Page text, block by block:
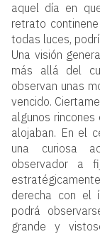
aquel día en
retrato
todas luces,
Una visión
más allá del
observan unas
vencido.
algunos
alojaban. En el
una curiosa
observador a
derecha con el
podrá
grande y